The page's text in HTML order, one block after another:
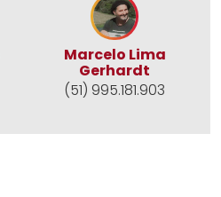
Marcelo Lima
Gerhardt
(51) 995.181.903